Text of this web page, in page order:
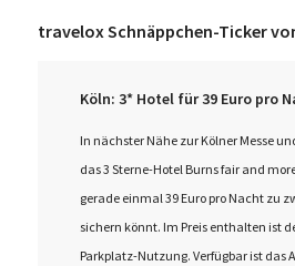
travelox Schnäppchen-Ticker
Köln: 3* Hotel für 39 Euro pro
In nächster Nähe zur Kölner Messe
das 3 Sterne-Hotel Burns fair and
gerade einmal 39 Euro pro Nacht zu
sichern könnt. Im Preis enthalten ist
Parkplatz-Nutzung. Verfügbar ist das